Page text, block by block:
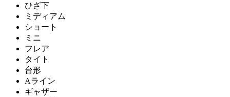
ひざ下
ミディアム
ショート
ミニ
フレア
タイト
台形
Aライン
ギャザー